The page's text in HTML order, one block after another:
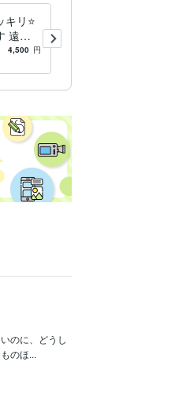
リ⭐️
遠隔
の疲れ
4,500 円
のに、どうし
のほ...